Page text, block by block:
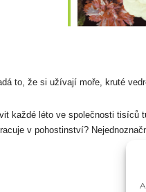
to, že si užívají moře, kruté
každé léto ve společnosti
v pohostinství?